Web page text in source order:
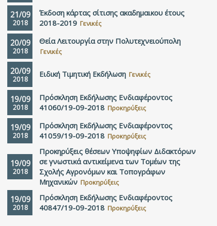
21/09
2018
Έκδοση κάρτας σίτισης ακαδημαικου έτους
2018-2019 Γενικές
20/09
2018
Θεία Λειτουργία στην Πολυτεχνειούπολη
Γενικές
20/09
2018
Ειδική Τιμητική Εκδήλωση Γενικές
19/09
2018
Πρόσκληση Εκδήλωσης Ενδιαφέροντος
41060/19-09-2018 Προκηρύξεις
19/09
2018
Πρόσκληση Εκδήλωσης Ενδιαφέροντος
41059/19-09-2018 Προκηρύξεις
19/09
2018
Προκηρύξεις θέσεων Υποψηφίων Διδακτόρων
σε γνωστικά αντικείμενα των Τομέων της
Σχολής Αγρονόμων και Τοπογράφων
Μηχανικών Προκηρύξεις
19/09
2018
Πρόσκληση Εκδήλωσης Ενδιαφέροντος
40847/19-09-2018 Προκηρύξεις